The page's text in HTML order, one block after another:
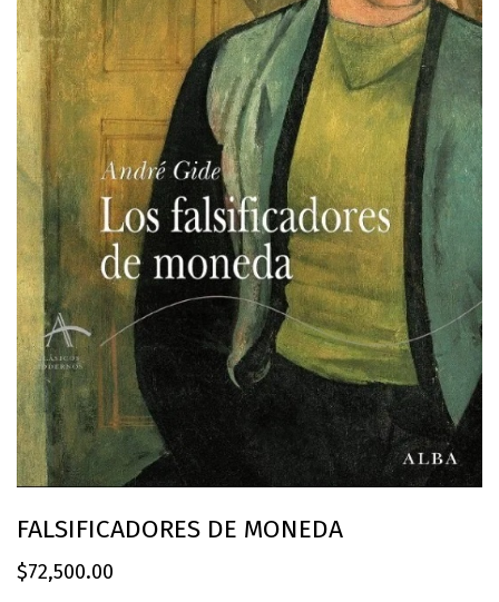
FALSIFICADORES DE MONEDA
$72,500.00